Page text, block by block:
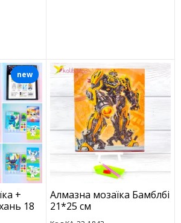
+
18
new
Алмазна мозаїка Бамблбі
21*25 см